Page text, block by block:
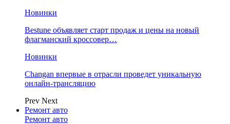
Новинки
Bestune объявляет старт продаж и цены на новый
флагманский кроссовер…
Новинки
Changan впервые в отрасли проведет уникальную
онлайн-трансляцию
Prev Next
Ремонт авто
Ремонт авто